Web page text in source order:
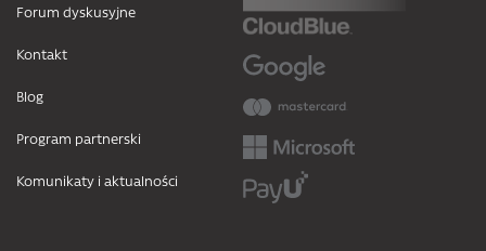
Forum dyskusyjne
Kontakt
Blog
Program partnerski
Komunikaty i aktualności